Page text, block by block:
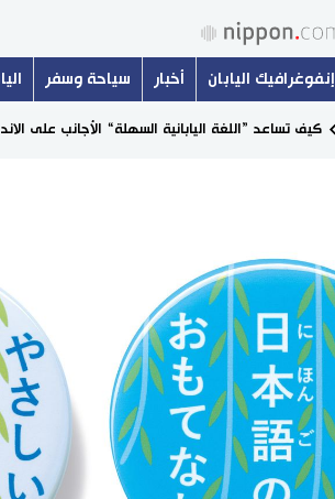
إنفوغرافيك اليابان أخبار سياحة وسفر
كيف تساعد ”اللغة اليابانية السهلة“ الأجانب على